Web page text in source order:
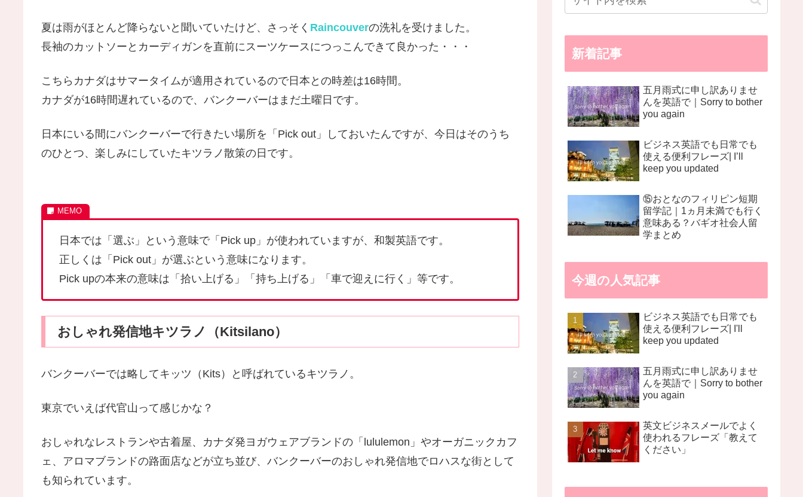
夏は雨がほとんど降らないと聞いていたけど、さっそく Raincouverの洗礼を受けました。
長袖のカットソーとカーディガンを直前にスーツケースにつっこんできて良かった・・・
こちらカナダはサマータイムが適用されているので日本との時差は16時間。
カナダが16時間遅れているので、バンクーバーはまだ土曜日です。
日本にいる間にバンクーバーで行きたい場所を「Pick out」しておいたんですが、今日はそのうち
のひとつ、楽しみにしていたキツラノ散策の日です。
日本では「選ぶ」という意味で「Pick up」が使われていますが、和製英語です。
正しくは「Pick out」が選ぶという意味になります。
Pick upの本来の意味は「拾い上げる」「持ち上げる」「車で迎えに行く」等です。
おしゃれ発信地キツラノ（Kitsilano）
バンクーバーでは略してキッツ（Kits）と呼ばれているキツラノ。
東京でいえば代官山って感じかな？
おしゃれなレストランや古着屋、カナダ発ヨガウェアブランドの「lululemon」やオーガニックカフ
ェ、アロマブランドの路面店などが立ち並び、バンクーバーのおしゃれ発信地でロハスな街として
も知られています。
新着記事
五月雨式に申し訳ありませ
んを英語で｜Sorry to bother
you again
ビジネス英語でも日常でも
使える便利フレーズ| I’ll
keep you updated
⑮おとなのフィリピン短期
留学記｜1ヵ月未満でも行く
意味ある？バギオ社会人留
学まとめ
今週の人気記事
ビジネス英語でも日常でも
使える便利フレーズ| I'll
keep you updated
五月雨式に申し訳ありませ
んを英語で｜Sorry to bother
you again
英文ビジネスメールでよく
使われるフレーズ「教えて
ください」